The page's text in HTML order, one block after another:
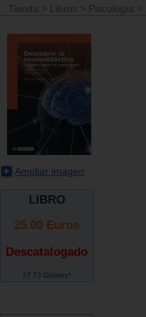
Tienda > Libros > Psicología >
Ampliar imagen
LIBRO
25.00 Euros
Descatalogado
27.73 Dólares*